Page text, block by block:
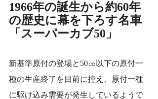
1966年の誕生から約60年
の歴史に幕を下ろす名車
「スーパーカブ50」
新基準原付の登場と50㏄以下の原付一
種の生産終了を目前に控え、原付一種
に駆け込み需要が発生しているようで